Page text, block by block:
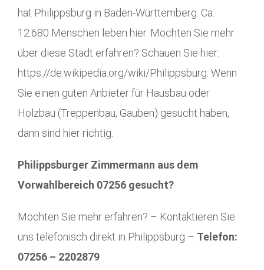
hat Philippsburg in Baden-Württemberg. Ca.
12.680 Menschen leben hier. Möchten Sie mehr
über diese Stadt erfahren? Schauen Sie hier:
https://de.wikipedia.org/wiki/Philippsburg. Wenn
Sie einen guten Anbieter für Hausbau oder
Holzbau (Treppenbau, Gauben) gesucht haben,
dann sind hier richtig.
Philippsburger Zimmermann aus dem
Vorwahlbereich 07256 gesucht?
Möchten Sie mehr erfahren? – Kontaktieren Sie
uns telefonisch direkt in Philippsburg – Telefon:
07256 – 2202879